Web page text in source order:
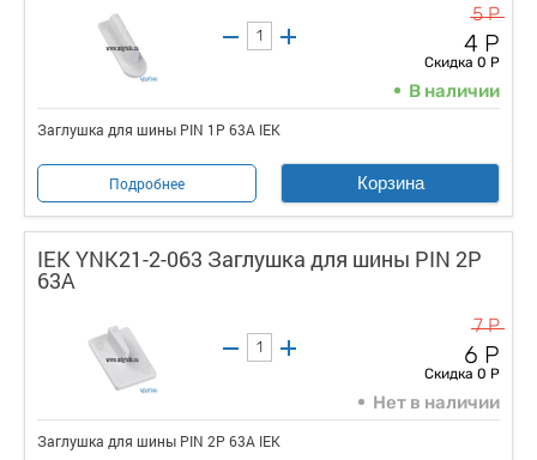
5 Р
4 Р
Скидка 0 Р
В наличии
Заглушка для шины PIN 1P 63А IEK
Подробнее Корзина
IEK YNK21-2-063 Заглушка для шины PIN 2P
63А
7 Р
6 Р
Скидка 0 Р
Нет в наличии
Заглушка для шины PIN 2P 63А IEK